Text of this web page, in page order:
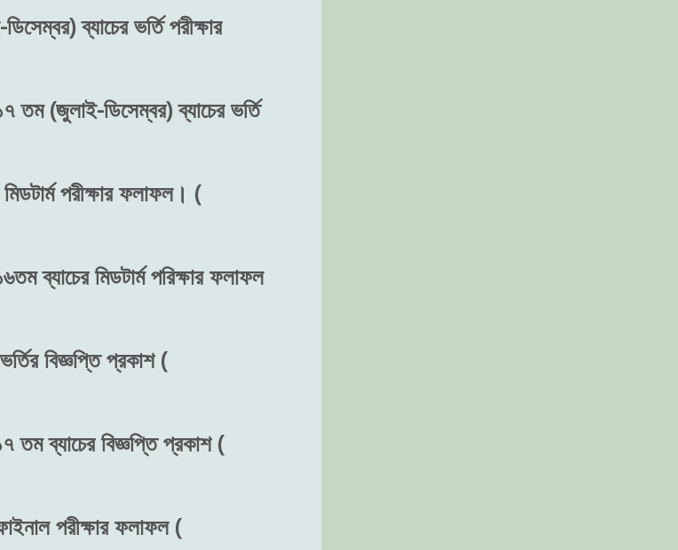
ব্যাচের ভর্তি পরীক্ষার
তম (জুলাই-ডিসেম্বর) ব্যাচের ভর্তি
পরীক্ষার ফলাফল। (
ব্যাচের মিডটার্ম পরিক্ষার ফলাফল
বিজ্ঞপ্তি প্রকাশ (
তম ব্যাচের বিজ্ঞপ্তি প্রকাশ (
পরীক্ষার ফলাফল (